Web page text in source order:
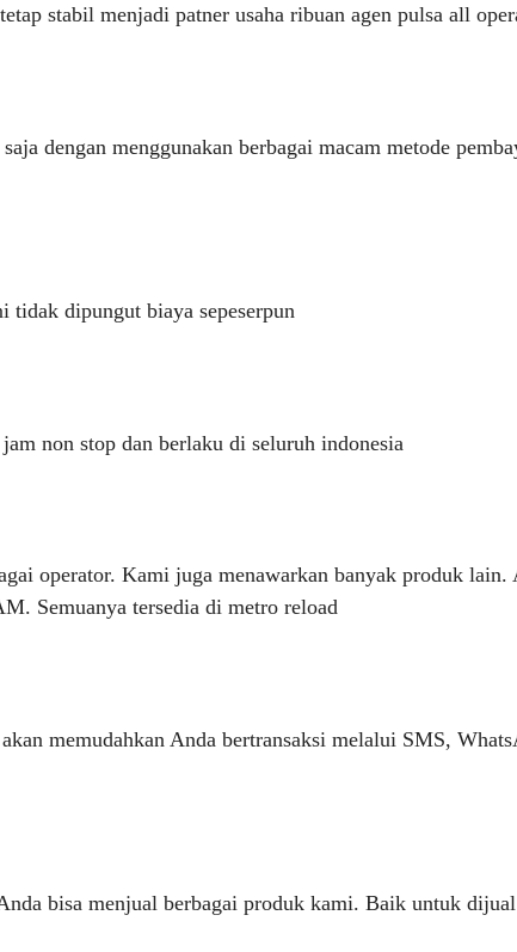
stabil menjadi patner usaha ribuan agen pulsa all
dengan menggunakan berbagai macam metode
tidak dipungut biaya sepeserpun
non stop dan berlaku di seluruh indonesia
operator. Kami juga menawarkan banyak produk
Semuanya tersedia di metro reload
memudahkan Anda bertransaksi melalui SMS,
bisa menjual berbagai produk kami. Baik untuk